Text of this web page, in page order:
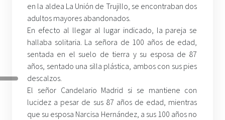
en la aldea La Unión de Trujillo, se encontraban dos
adultos mayores abandonados.
En efecto al llegar al lugar indicado, la pareja se
hallaba solitaria. La señora de 100 años de edad,
sentada en el suelo de tierra y su esposa de 87
años, sentado una silla plástica, ambos con sus pies
descalzos.
El señor Candelario Madrid si se mantiene con
lucidez a pesar de sus 87 años de edad, mientras
que su esposa Narcisa Hernández, a sus 100 años no